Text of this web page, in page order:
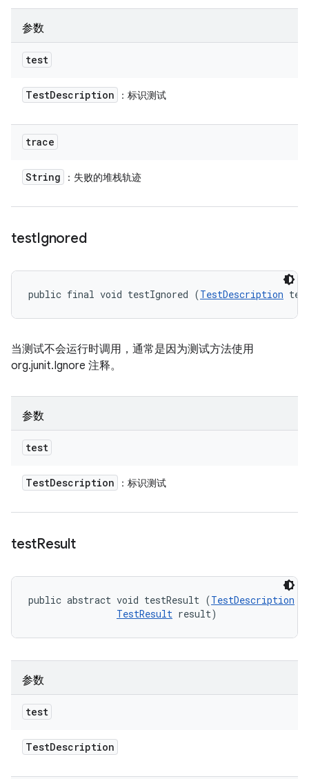
参数
test
TestDescription ：标识测试
trace
String ：失败的堆栈轨迹
testIgnored
public final void testIgnored (TestDescription
当测试不会运行时调用，通常是因为测试方法使用
org.junit.Ignore 注释。
参数
test
TestDescription ：标识测试
testResult
public abstract void testResult (TestDescription
TestResult result)
参数
test
TestDescription